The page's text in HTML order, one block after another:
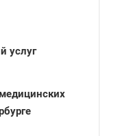
услуг